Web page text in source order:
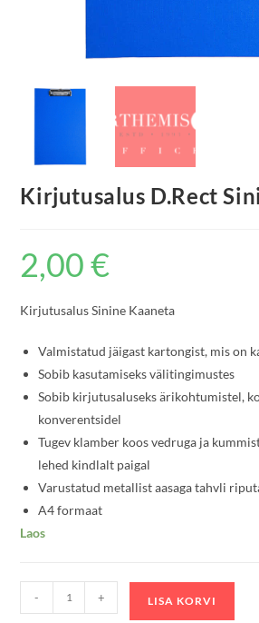
Kirjutusalus D.Rect
2,00€
Kirjutusalus Sinine Kaaneta
Valmistatud jäigast kartongist, mis on
Sobib kasutamiseks välitingimustes
Sobib kirjutusaluseks ärikohtumistel,
konverentsidel
Tugev klamber koos vedruga ja
lehed kindlalt paigal
Varustatud metallist aasaga tahvli
A4 formaat
Laos
Kirjutusalus
D.Rect
- + LISA KORVI